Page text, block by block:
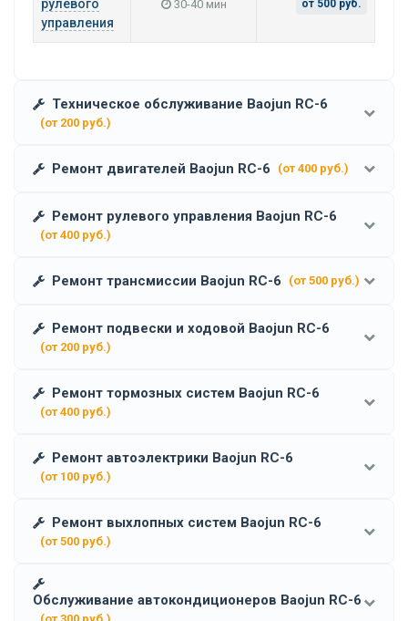
рулевого
управления
30-40 мин от 500 руб.
Техническое обслуживание Baojun RC-6
(от 200 руб.)
Ремонт двигателей Baojun RC-6 (от 400 руб.)
Ремонт рулевого управления Baojun RC-6
(от 400 руб.)
Ремонт трансмиссии Baojun RC-6 (от 500 руб.)
Ремонт подвески и ходовой Baojun RC-6
(от 200 руб.)
Ремонт тормозных систем Baojun RC-6
(от 400 руб.)
Ремонт автоэлектрики Baojun RC-6
(от 100 руб.)
Ремонт выхлопных систем Baojun RC-6
(от 500 руб.)
Обслуживание автокондиционеров Baojun RC-6
(от 300 руб.)